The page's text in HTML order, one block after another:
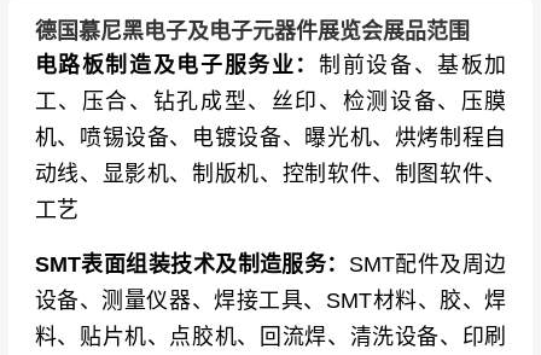
科、力特、比亚迪半导体、士兰微、华润微、威
世、IXYS
嵌入式系统与存储品牌
：英特尔、AMD、高通、
联发科、瑞昱、赛灵思、Altera、微芯科技、新唐
科技、华邦电子、旺宏电子、芯成半导体、紫光
展锐
测试测量与仪器品牌：罗德与施瓦茨、是德科
技、泰克科技、横河电机、日置、固纬电子、普
源精电、同惠电子
德国慕尼黑电子及电子元器件展览会展品范围
电路板制造及电子服务业：制前设备、基板加
工、压合、钻孔成型、丝印、检测设备、压膜
机、喷锡设备、电镀设备、曝光机、烘烤制程自
动线、显影机、制版机、控制软件、制图软件、
工艺
SMT表面组装技术及制造服务： SMT配件及周边
设备、测量仪器、焊接工具、SMT材料、胶、焊
料、贴片机、点胶机、回流焊、清洗设备、印刷